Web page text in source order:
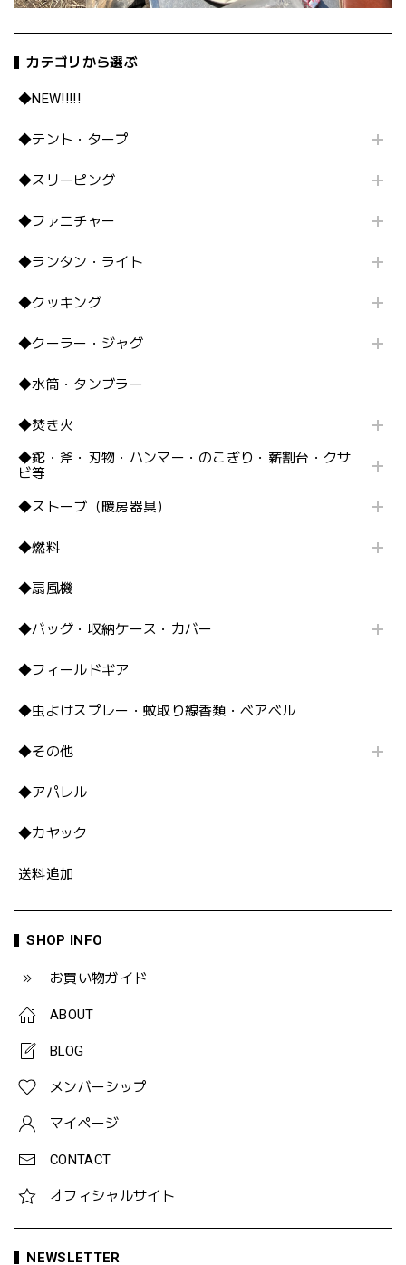
カテゴリから選ぶ
◆NEW!!!!!
◆テント・タープ
◆スリーピング
◆ファニチャー
◆ランタン・ライト
◆クッキング
◆クーラー・ジャグ
◆水筒・タンブラー
◆焚き火
◆鉈・斧・刃物・ハンマー・のこぎり・薪割台・クサ
ビ等
◆ストーブ（暖房器具）
◆燃料
◆扇風機
◆バッグ・収納ケース・カバー
◆フィールドギア
◆虫よけスプレー・蚊取り線香類・ベアベル
◆その他
◆アパレル
◆カヤック
送料追加
SHOP INFO
お買い物ガイド
ABOUT
BLOG
メンバーシップ
マイページ
CONTACT
オフィシャルサイト
NEWSLETTER